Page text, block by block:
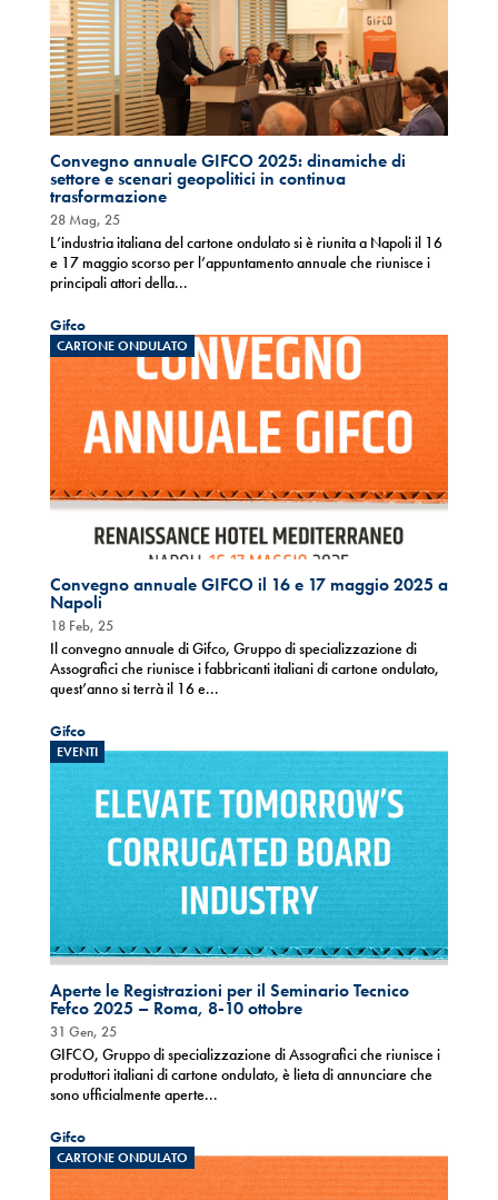
Convegno annuale GIFCO 2025: dinamiche di
settore e scenari geopolitici in continua
trasformazione
28 Mag, 25
L’industria italiana del cartone ondulato si è riunita a Napoli il 16
e 17 maggio scorso per l’appuntamento annuale che riunisce i
principali attori della...
Gifco
CARTONE ONDULATO
Convegno annuale GIFCO il 16 e 17 maggio 2025 a
Napoli
18 Feb, 25
Il convegno annuale di Gifco, Gruppo di specializzazione di
Assografici che riunisce i fabbricanti italiani di cartone ondulato,
quest’anno si terrà il 16 e...
Gifco
EVENTI
Aperte le Registrazioni per il Seminario Tecnico
Fefco 2025 – Roma, 8-10 ottobre
31 Gen, 25
GIFCO, Gruppo di specializzazione di Assografici che riunisce i
produttori italiani di cartone ondulato, è lieta di annunciare che
sono ufficialmente aperte...
Gifco
CARTONE ONDULATO